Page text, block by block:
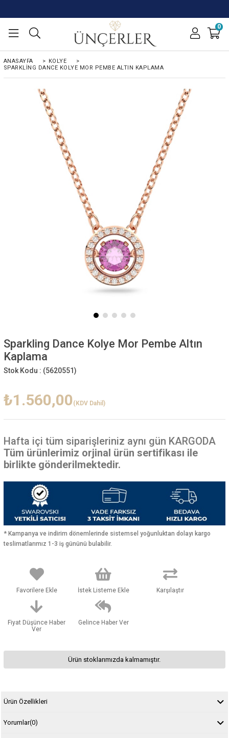
0
ANASAYFA > KOLYE
>
SPARKLING DANCE KOLYE MOR PEMBE ALTIN KAPLAMA
Sparkling Dance Kolye Mor Pembe Altın
Kaplama
Stok Kodu : (5620551)
₺1.560,00 (KDV Dahil)
Hafta içi tüm siparişleriniz aynı gün KARGODA
Tüm ürünlerimiz orjinal ürün sertifikası ile
birlikte gönderilmektedir.
* Kampanya ve indirim dönemlerinde sistemsel yoğunluktan dolayı kargo
teslimatlarımız 1-3 iş gününü bulabilir.
Favorilere Ekle İstek Listeme Ekle Karşılaştır
Fiyat Düşünce Haber
Ver
Gelince Haber Ver
Ürün stoklarımızda kalmamıştır.
Ürün Özellikleri
Yorumlar(0)